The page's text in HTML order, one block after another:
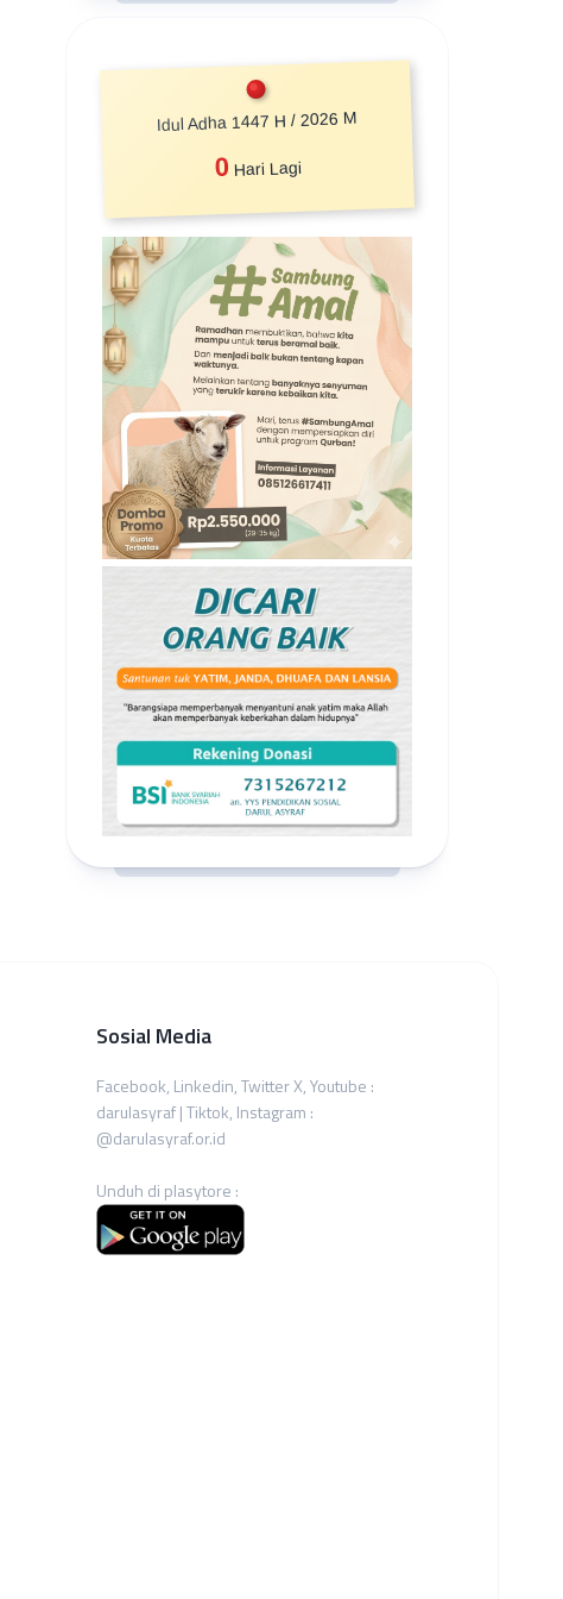
Idul Adha 1447 H / 2026 M
0 Hari Lagi
Sosial Media
Facebook, Linkedin, Twitter X, Youtube :
darulasyraf | Tiktok, Instagram :
@darulasyraf.or.id
Unduh di plasytore :